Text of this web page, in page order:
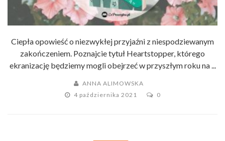
Ciepła opowieść o niezwykłej przyjaźni z niespodziewanym
zakończeniem. Poznajcie tytuł Heartstopper, którego
ekranizację będziemy mogli obejrzeć w przyszłym roku na ...
ANNA ALIMOWSKA
4 października 2021
0